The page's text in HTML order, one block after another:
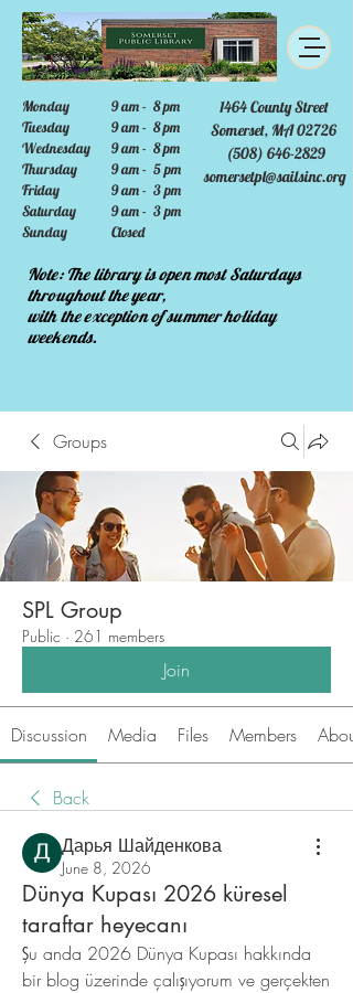
Monday
Tuesday
Wednesday
Thursday
Friday
Saturday
Sunday
1464 County Street
Somerset, MA 02726
(508) 646-2829
somersetpl@sailsinc.org
9 am - 8 pm
9 am - 8 pm
9 am - 8 pm
9 am - 5 pm
9 am - 3 pm
9 am - 3 pm
Closed
Note: The library is open most Saturdays
throughout the year,
with the exception of summer holiday
weekends.
Groups
SPL Group
Public · 261 members
Join
Discussion Media Files Members About
Back
Дарья Шайденкова
June 8, 2026
Dünya Kupası 2026 küresel
taraftar heyecanı
Şu anda 2026 Dünya Kupası hakkında
bir blog üzerinde çalışıyorum ve gerçekten